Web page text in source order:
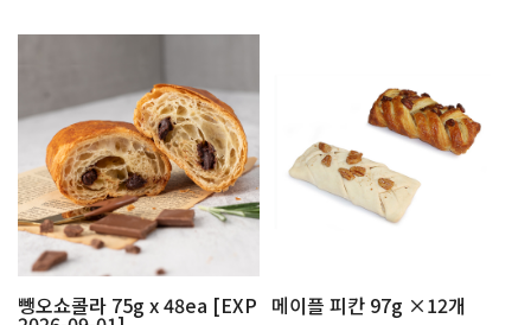
뺑오쇼콜라 75g x 48ea [EXP 메이플 피칸 97g ×12개